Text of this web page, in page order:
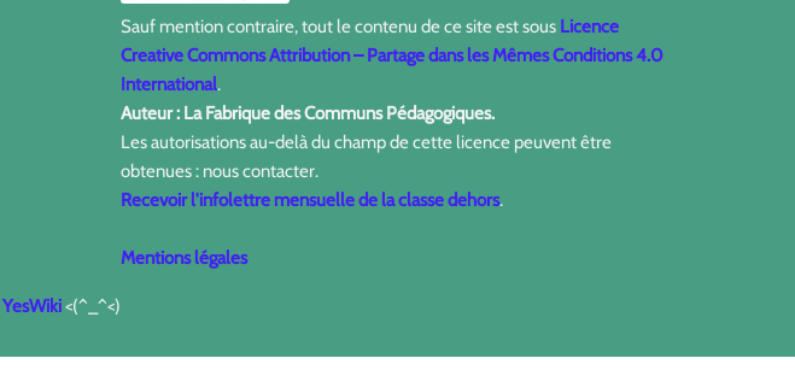
Sauf mention contraire, tout le contenu de ce site est sous Licence
Creative Commons Attribution – Partage dans les Mêmes Conditions 4.0
International.
Auteur : La Fabrique des Communs Pédagogiques.
Les autorisations au-delà du champ de cette licence peuvent être
obtenues : nous contacter.
Recevoir l'infolettre mensuelle de la classe dehors.
Mentions légales
YesWiki<(^_^<)